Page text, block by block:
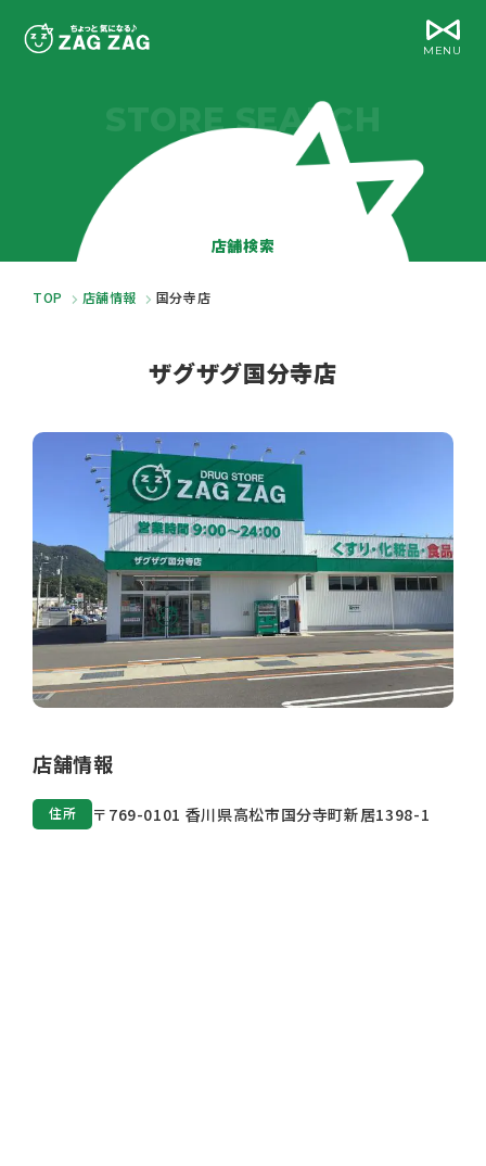
MENU
STORE SEARCH
店舗検索
TOP 店舗情報 国分寺店
ザグザグ国分寺店
店舗情報
住所 〒769-0101 香川県高松市国分寺町新居1398-1